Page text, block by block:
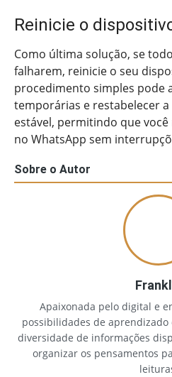
Reinicie o
Como última solução, se
falharem, reinicie o seu
procedimento simples pode
temporárias e restabelecer
estável, permitindo que
no WhatsApp sem
Sobre o Autor
Apaixonada pelo digital e
possibilidades de
diversidade de informações
organizar os pensamentos